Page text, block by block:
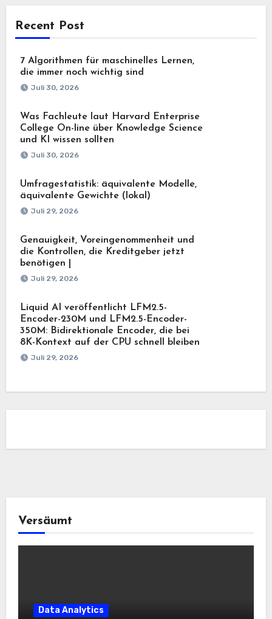
Recent Post
7 Algorithmen für maschinelles Lernen,
die immer noch wichtig sind
Juli 30, 2026
Was Fachleute laut Harvard Enterprise
College On-line über Knowledge Science
und KI wissen sollten
Juli 30, 2026
Umfragestatistik: äquivalente Modelle,
äquivalente Gewichte (lokal)
Juli 29, 2026
Genauigkeit, Voreingenommenheit und
die Kontrollen, die Kreditgeber jetzt
benötigen |
Juli 29, 2026
Liquid AI veröffentlicht LFM2.5-
Encoder-230M und LFM2.5-Encoder-
350M: Bidirektionale Encoder, die bei
8K-Kontext auf der CPU schnell bleiben
Juli 29, 2026
Versäumt
Data Analytics